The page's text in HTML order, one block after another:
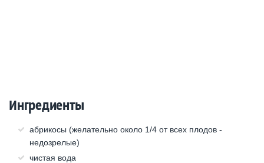
Ингредиенты
абрикосы (желательно около 1/4 от всех плодов -
недозрелые)
чистая вода